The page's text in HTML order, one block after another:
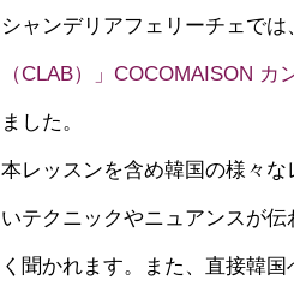
シャンデリアフェリーチェでは、
（CLAB）」COCOMAISON カ
ました。
本レッスンを含め韓国の様々
いテクニックやニュアンスが
く聞かれます。また、直接韓